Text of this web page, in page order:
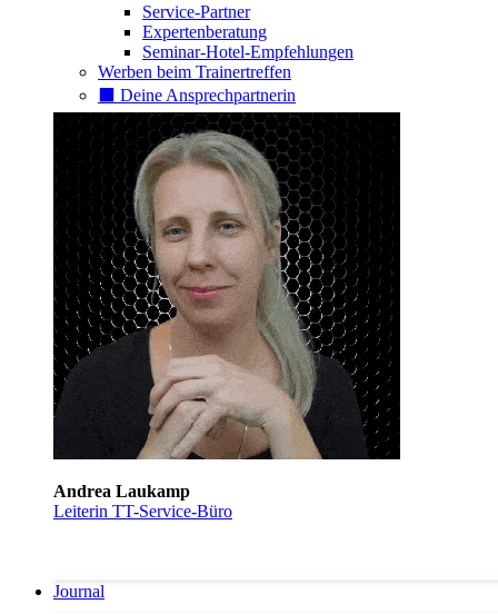
Service-Partner
Expertenberatung
Seminar-Hotel-Empfehlungen
Werben beim Trainertreffen
⬛️ Deine Ansprechpartnerin
Andrea Laukamp
Leiterin TT-Service-Büro
Journal